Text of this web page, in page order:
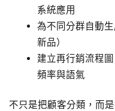
系統應用
為不同分群自動
新品）
建立再行銷流程
頻率與語氣
不只是把顧客分類，而